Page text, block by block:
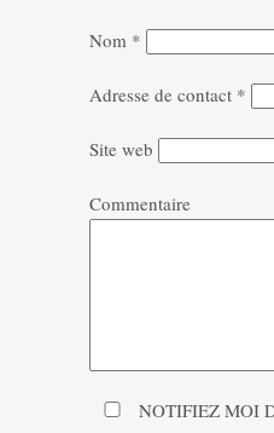
Nom *
Adresse de contact *
Site web
Commentaire
NOTIFIEZ MOI